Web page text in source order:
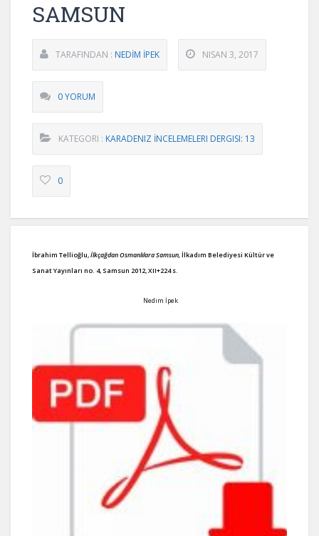
SAMSUN
TARAFINDAN : NEDİM İPEK NISAN 3, 2017
0 YORUM
KATEGORI : KARADENIZ İNCELEMELERI DERGISI: 13
0
İbrahim Tellioğlu,İlkçağdan Osmanlılara Samsun,İlkadım Belediyesi Kültür ve
Sanat Yayınları no. 4, Samsun 2012, XII+224 s.
Nedim İpek